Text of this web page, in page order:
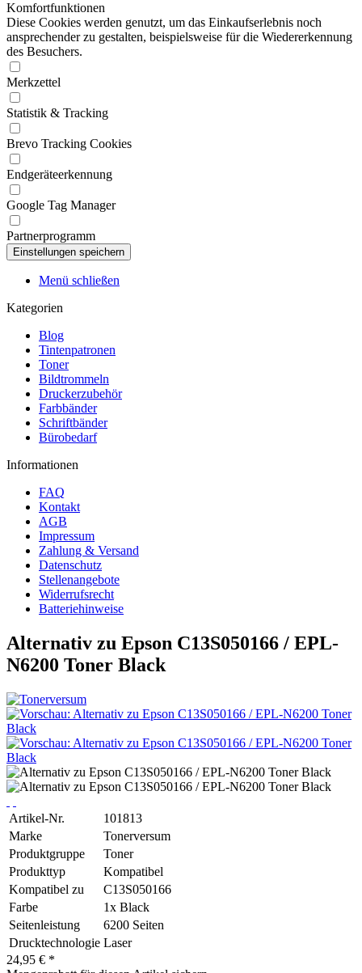
Komfortfunktionen
Diese Cookies werden genutzt, um das Einkaufserlebnis noch
ansprechender zu gestalten, beispielsweise für die Wiedererkennung
des Besuchers.
Merkzettel
Statistik & Tracking
Brevo Tracking Cookies
Endgeräteerkennung
Google Tag Manager
Partnerprogramm
Menü schließen
Kategorien
Blog
Tintenpatronen
Toner
Bildtrommeln
Druckerzubehör
Farbbänder
Schriftbänder
Bürobedarf
Informationen
FAQ
Kontakt
AGB
Impressum
Zahlung & Versand
Datenschutz
Stellenangebote
Widerrufsrecht
Batteriehinweise
Alternativ zu Epson C13S050166 / EPL-
N6200 Toner Black
Artikel-Nr.
101813
Marke
Tonerversum
Produktgruppe
Toner
Produkttyp
Kompatibel
Kompatibel zu
C13S050166
Farbe
1x Black
Seitenleistung
6200 Seiten
Drucktechnologie Laser
24,95 € *